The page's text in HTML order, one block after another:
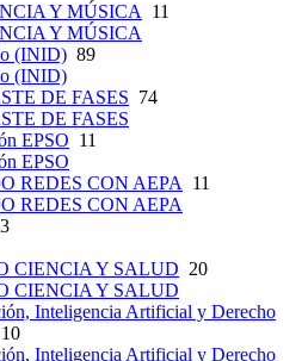
Y MÚSICA
11
Y MÚSICA
(INID) 89
(INID)
DE FASES 74
DE FASES
EPSO 11
EPSO
REDES CON AEPA
11
REDES CON AEPA
CIENCIA Y SALUD 20
CIENCIA Y SALUD
Inteligencia Artificial y Derecho
10
Inteligencia Artificial y Derecho